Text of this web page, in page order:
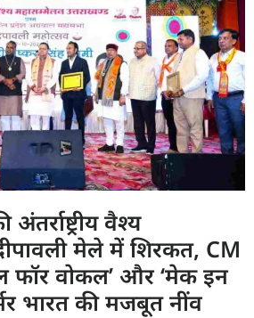
वैश्य
मेले में शिरकत, CM
फॉर वोकल’ और ‘मेक इन
भारत की मजबूत नींव